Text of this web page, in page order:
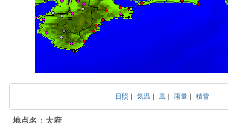
日照 ｜気温 ｜ 風 ｜雨量 ｜積雪
地点名：大府